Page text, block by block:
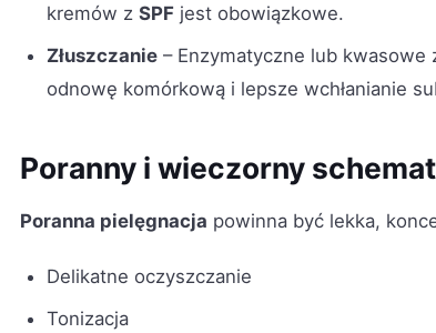
kremów z SPF jest obowiązkowe.
Złuszczanie – Enzymatyczne lub kwasowe
odnowę komórkową i lepsze wchłanianie
Poranny i wieczorny
Poranna pielęgnacja powinna być lekka,
Delikatne oczyszczanie
Tonizacja